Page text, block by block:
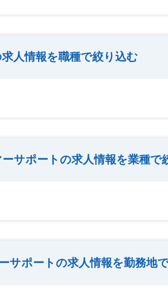
人情報を職種で絞り込む
サポートの求人情報を業種で
サポートの求人情報を勤務地